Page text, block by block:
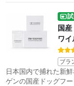
国
ワ
ブラ
日本国内で捕れた新
ゲンの国産ドッグフ